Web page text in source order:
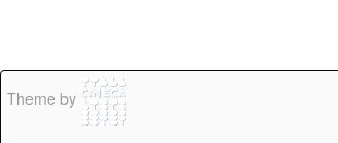
Theme by